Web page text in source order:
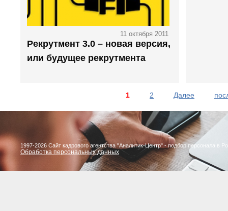
11 октября 2011
Рекрутмент 3.0 – новая версия,
или будущее рекрутмента
1 2 Далее
1997-2026 Сайт кадрового агентства "Аналитик-Центр" - подбор персонала в
Обработка персональных данных